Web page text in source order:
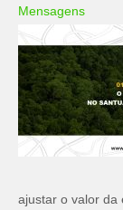
Mensagens
ajustar o valor da